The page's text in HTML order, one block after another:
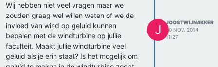
Wij hebben niet veel vragen maar we
zouden graag wel willen weten of we de
invloed van wind op geluid kunnen
bepalen met de windturbine op jullie
faculteit. Maakt jullie windturbine veel
geluid als je erin staat? Is het mogelijk om
J
JOOSTWIJNAKKER
20 NOV. 2014
11:27